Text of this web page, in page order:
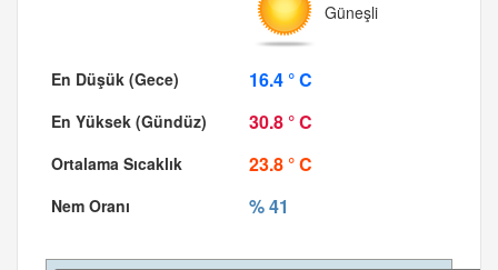
Güneşli
16.4 ° C
30.8 ° C
23.8 ° C
% 41